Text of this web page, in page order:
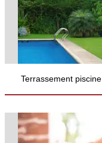
Terrassement